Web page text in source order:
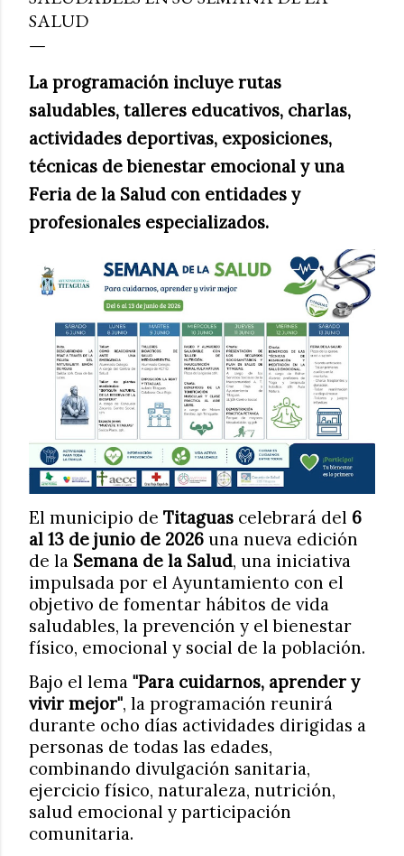
SALUD
La programación incluye rutas
saludables, talleres educativos, charlas,
actividades deportivas, exposiciones,
técnicas de bienestar emocional y una
Feria de la Salud con entidades y
profesionales especializados.
El municipio de Titaguas celebrará del 6
al 13 de junio de 2026 una nueva edición
de la Semana de la Salud, una iniciativa
impulsada por el Ayuntamiento con el
objetivo de fomentar hábitos de vida
saludables, la prevención y el bienestar
físico, emocional y social de la población.
Bajo el lema "Para cuidarnos, aprender y
vivir mejor", la programación reunirá
durante ocho días actividades dirigidas a
personas de todas las edades,
combinando divulgación sanitaria,
ejercicio físico, naturaleza, nutrición,
salud emocional y participación
comunitaria.